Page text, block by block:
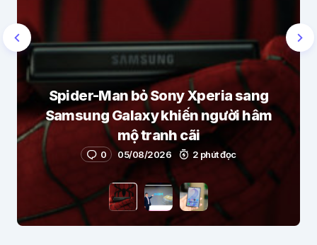
Spider-Man bỏ Sony Xperia sang
Samsung Galaxy khiến người hâm
mộ tranh cãi
0 05/08/2026 2 phút đọc